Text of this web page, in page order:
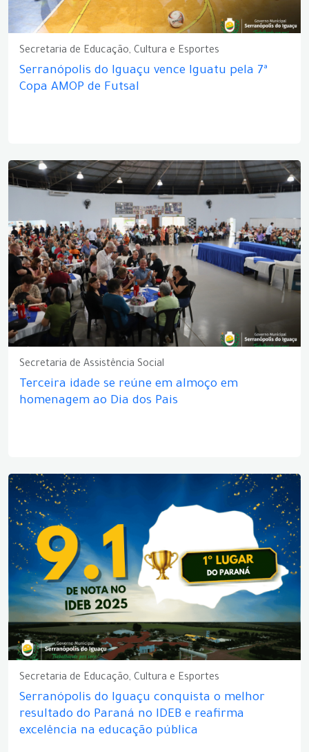
Secretaria de Educação, Cultura e Esportes
Serranópolis do Iguaçu vence Iguatu pela 7ª
Copa AMOP de Futsal
Secretaria de Assistência Social
Terceira idade se reúne em almoço em
homenagem ao Dia dos Pais
Secretaria de Educação, Cultura e Esportes
Serranópolis do Iguaçu conquista o melhor
resultado do Paraná no IDEB e reafirma
excelência na educação pública